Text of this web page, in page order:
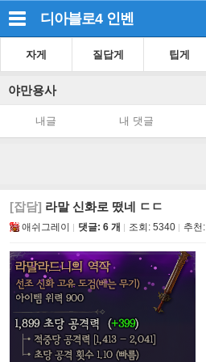
디아블로4 인벤
자게 질답게 팁게
야만용사
내글 내 댓글
[잡담] 라말 신화로 떴네 ㄷㄷ
애쉬그레이 댓글: 6 개 조회: 5340 추천: